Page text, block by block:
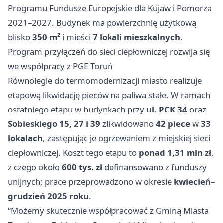
Programu Fundusze Europejskie dla Kujaw i Pomorza
2021–2027. Budynek ma powierzchnię użytkową
blisko350 m² i mieści 7 lokali mieszkalnych.
Program przyłączeń do sieci ciepłowniczej rozwija się
we współpracy z PGE Toruń
Równolegle do termomodernizacji miasto realizuje
etapową likwidację pieców na paliwa stałe. W ramach
ostatniego etapu w budynkach przy ul. PCK 34 oraz
Sobieskiego 15, 27 i 39 zlikwidowano42 piecew33
lokalach, zastępując je ogrzewaniem z miejskiej sieci
ciepłowniczej. Koszt tego etapu to ponad 1,31 mln zł,
z czego około600 tys. zł dofinansowano z funduszy
unijnych; prace przeprowadzono w okresie kwiecień–
grudzień 2025 roku.
“Możemy skutecznie współpracować z Gminą Miasta